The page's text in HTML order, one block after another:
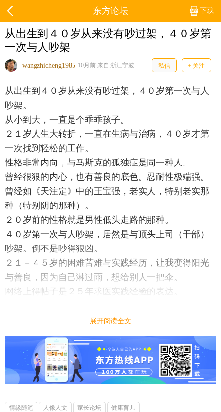
下载
东方论坛
从出生到４０岁从来没有吵过架，４０岁第
一次与人吵架
wangzhicheng1985 10月前 来自 浙江宁波 私信 + 关注
从出生到４０岁从来没有吵过架，４０岁第一次与人
吵架。
从小到大，一直是个乖乖孩子。
２１岁人生大转折，一直在生病与治病，４０岁才第
一次找到轻松的工作。
性格非常内向，与马斯克的孤独症是同一种人。
曾经很狠的内心，也有善良的底色。忍耐性极端强。
曾经如《天注定》中的王宝强，老实人，特别老实那
种（特别阴的那种）。
２０岁前的性格就是男性低头走路的那种。
４０岁第一次与人吵架，居然是与顶头上司（干部）
吵架。倒不是吵得狠凶。
２１－４５岁的困难苦难与实践经历，让我变得阳光
与善良，因为自己淋过雨，想给别人一把伞。
网络上得帖子是２５年求医实践经验的表达。
展开阅读全文
情缘随笔 人像人文 家长论坛 健康育儿